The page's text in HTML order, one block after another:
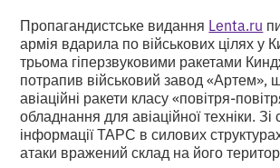
Пропагандистське видання Lenta.ru
армія вдарила по військових цілях у
трьома гіперзвуковими ракетами
потрапив військовий завод «Артем»,
авіаційні ракети класу «повітря-
обладнання для авіаційної техніки.
інформації ТАРС в силових
атаки вражений склад на його